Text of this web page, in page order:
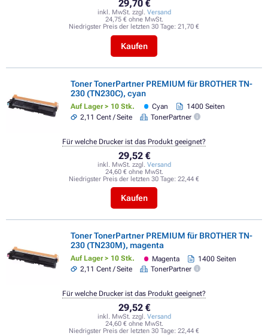
29,70 €
inkl. MwSt. zzgl. Versand
24,75 € ohne MwSt.
Niedrigster Preis der letzten 30 Tage: 21,70 €
Kaufen
Toner TonerPartner PREMIUM für BROTHER TN-
230 (TN230C), cyan
Auf Lager > 10 Stk. Cyan
1400 Seiten
2,11 Cent / Seite
TonerPartner
29,52 €
inkl. MwSt. zzgl. Versand
24,60 € ohne MwSt.
Niedrigster Preis der letzten 30 Tage: 22,44 €
Kaufen
Für welche Drucker ist das Produkt geeignet?
Toner TonerPartner PREMIUM für BROTHER TN-
230 (TN230M), magenta
Auf Lager > 10 Stk. Magenta
1400 Seiten
2,11 Cent / Seite
TonerPartner
29,52 €
inkl. MwSt. zzgl. Versand
24,60 € ohne MwSt.
Niedrigster Preis der letzten 30 Tage: 22,44 €
Für welche Drucker ist das Produkt geeignet?